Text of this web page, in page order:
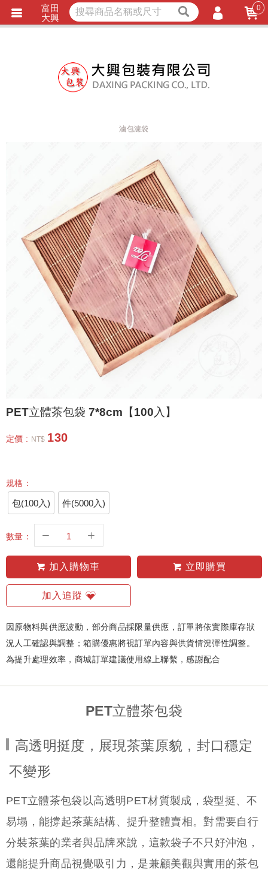
立即詢價 LINE詢問
滷包濾袋
PET立體茶包袋 7*8cm【100入】
定價 : NT$ 130
規格：
包(100入) 件(5000入)
數量：
加入購物車 立即購買
加入追蹤
因原物料與供應波動，部分商品採限量供應，訂單將依實際庫存狀
況人工確認與調整；箱購優惠將視訂單內容與供貨情況彈性調整。
為提升處理效率，商城訂單建議使用線上聯繫，感謝配合
PET立體茶包袋
高透明挺度，展現茶葉原貌，封口穩定
不變形
PET立體茶包袋以高透明PET材質製成，袋型挺、不
易塌，能撐起茶葉結構、提升整體賣相。對需要自行
分裝茶葉的業者與品牌來說，這款袋子不只好沖泡，
還能提升商品視覺吸引力，是兼顧美觀與實用的茶包
富田
大興
0
會員註冊
忘記密碼
匯款通知
獨家商品 耐熱內襯